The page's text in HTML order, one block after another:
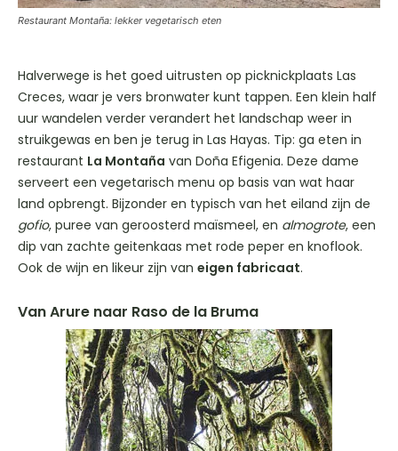
Restaurant Montaña: lekker vegetarisch eten
Halverwege is het goed uitrusten op picknickplaats Las
Creces, waar je vers bronwater kunt tappen. Een klein half
uur wandelen verder verandert het landschap weer in
struikgewas en ben je terug in Las Hayas. Tip: ga eten in
restaurant La Montaña van Doña Efigenia. Deze dame
serveert een vegetarisch menu op basis van wat haar
land opbrengt. Bijzonder en typisch van het eiland zijn de
gofio, puree van geroosterd maïsmeel, en almogrote, een
dip van zachte geitenkaas met rode peper en knoflook.
Ook de wijn en likeur zijn van eigen fabricaat.
Van Arure naar Raso de la Bruma